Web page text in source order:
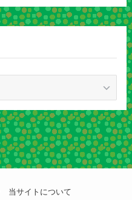
当サイトについて